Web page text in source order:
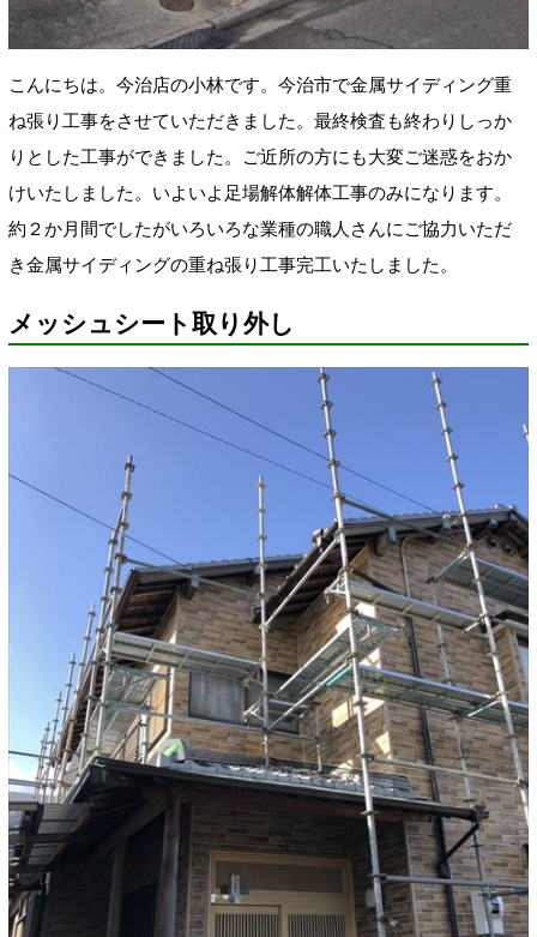
こんにちは。今治店の小林です。今治市で金属サイディング重
ね張り工事をさせていただきました。最終検査も終わりしっか
りとした工事ができました。ご近所の方にも大変ご迷惑をおか
けいたしました。いよいよ足場解体解体工事のみになります。
約２か月間でしたがいろいろな業種の職人さんにご協力いただ
き金属サイディングの重ね張り工事完工いたしました。
メッシュシート取り外し